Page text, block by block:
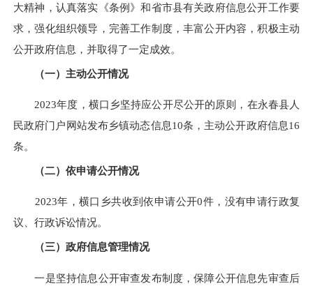
大精神， 认真落实《条例》和省市县有关政府信息公开工作要
求，强化组织领导，完善工作制度，丰富公开内容，积极主动
公开政府信息，并取得了一定成效。
（一）主动公开情况
2023年度， 横口乡坚持应公开尽公开的原则，在永春县人
民政府门户网站发布乡镇动态信息10条 ， 主动公开政府信息16
条。
（二）依申请公开情况
2023年，横口乡共收到依申请公开0件，没有申请行政复
议、行政诉讼情况。
（三）政府信息管理情况
一是坚持信息公开审查发布制度，保障公开信息先审查后